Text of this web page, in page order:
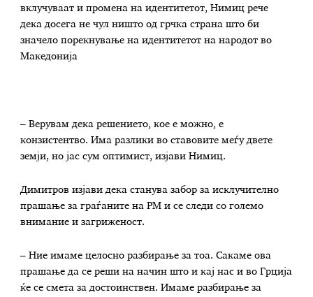
вклучуваат и промена на идентитетот, Нимиц рече
дека досега не чул ништо од грчка страна што би
значело порекнување на идентитетот на народот во
Македонија
– Верувам дека решението, кое е можно, е
конзистентво. Има разлики во ставовите меѓу двете
земји, но јас сум оптимист, изјави Нимиц.
Димитров изјави дека станува забор за исклучително
прашање за граѓаните на РМ и се следи со големо
внимание и загриженост.
– Ние имаме целосно разбирање за тоа. Сакаме ова
прашање да се реши на начин што и кај нас и во Грција
ќе се смета за достоинствен. Имаме разбирање за